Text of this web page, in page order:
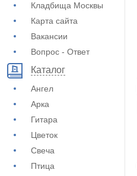
Кладбища Москвы
Карта сайта
Вакансии
Вопрос - Ответ
Каталог
Ангел
Арка
Гитара
Цветок
Свеча
Птица